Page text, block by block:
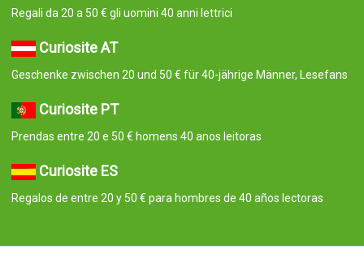
Regali da 20 a 50 € gli uomini 40 anni lettrici
Curiosite AT
Geschenke zwischen 20 und 50 € für 40-jährige Männer, Lesefans
Curiosite PT
Prendas entre 20 e 50 € homens 40 anos leitoras
Curiosite ES
Regalos de entre 20 y 50 € para hombres de 40 años lectoras